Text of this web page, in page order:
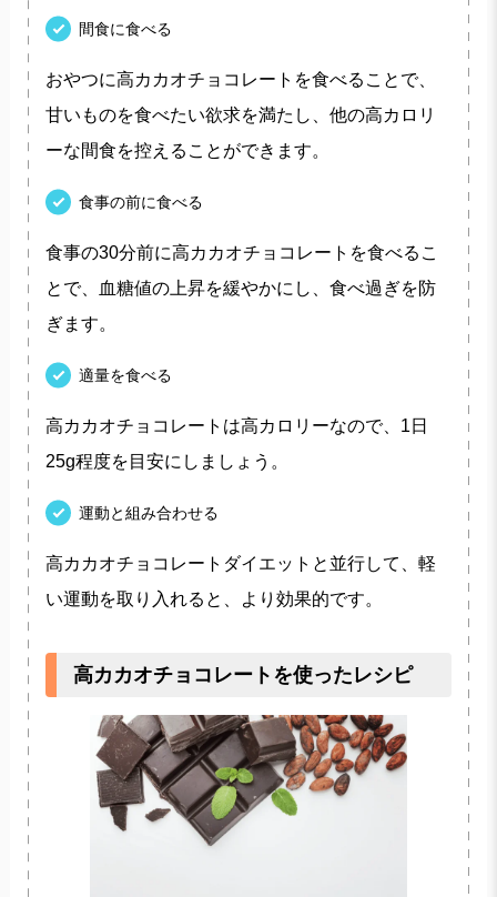
間食に食べる
おやつに高カカオチョコレートを食べることで、
甘いものを食べたい欲求を満たし、他の高カロリ
ーな間食を控えることができます。
食事の前に食べる
食事の30分前に高カカオチョコレートを食べるこ
とで、血糖値の上昇を緩やかにし、食べ過ぎを防
ぎます。
適量を食べる
高カカオチョコレートは高カロリーなので、1日
25g程度を目安にしましょう。
運動と組み合わせる
高カカオチョコレートダイエットと並行して、軽
い運動を取り入れると、より効果的です。
高カカオチョコレートを使ったレシピ